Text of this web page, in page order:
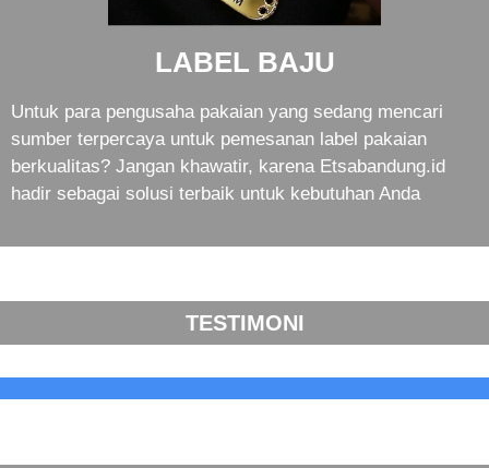
LABEL BAJU
Untuk para pengusaha pakaian yang sedang mencari
sumber terpercaya untuk pemesanan label pakaian
berkualitas? Jangan khawatir, karena Etsabandung.id
hadir sebagai solusi terbaik untuk kebutuhan Anda
TESTIMONI